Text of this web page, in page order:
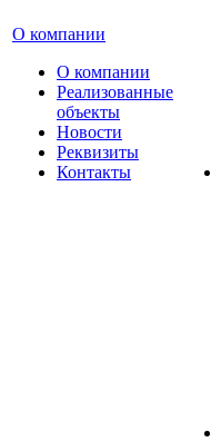
О компании
О компании
Реализованные
объекты
Новости
Реквизиты
Контакты